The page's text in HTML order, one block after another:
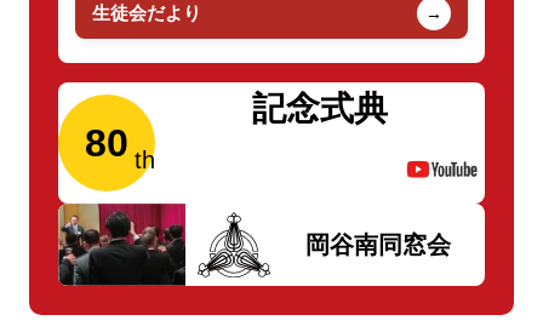
生徒会だより →
80
記念式典
岡谷南同窓会